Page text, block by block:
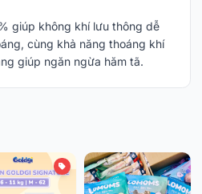
giúp không khí lưu thông dễ
cùng khả năng thoáng khí
giúp ngăn ngừa hăm tã.